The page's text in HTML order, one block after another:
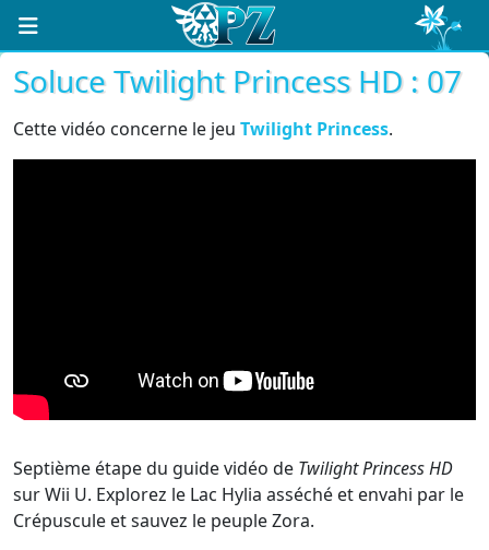
Soluce Twilight Princess HD : 07
Cette vidéo concerne le jeu Twilight Princess.
Septième étape du guide vidéo de Twilight Princess HD
sur Wii U. Explorez le Lac Hylia asséché et envahi par le
Crépuscule et sauvez le peuple Zora.